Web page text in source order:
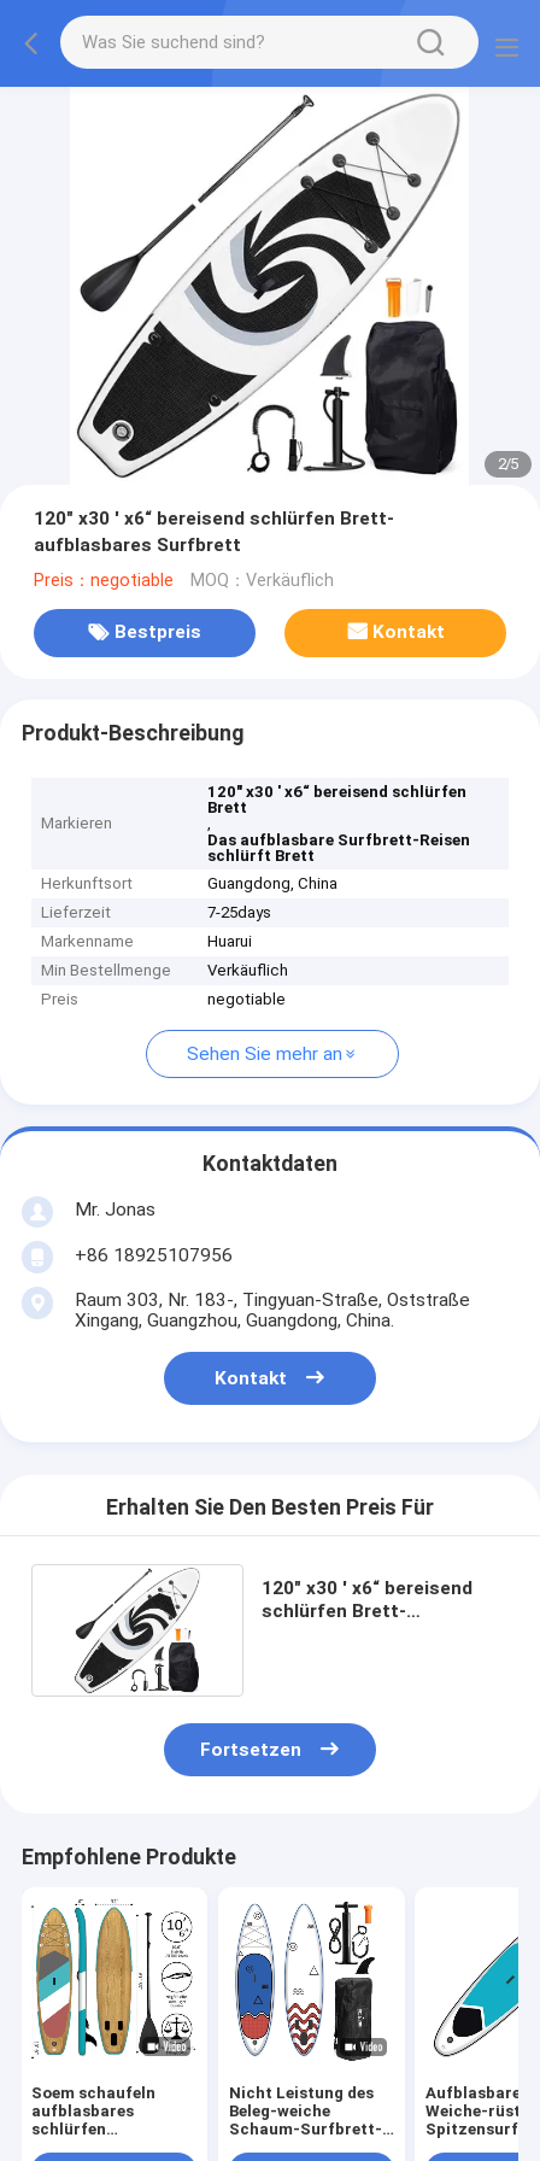
2/5
120" x30 ' x6“ bereisend schlürfen Brett-
aufblasbares Surfbrett
Preis：negotiable MOQ：Verkäuflich
Bestpreis Kontakt
Produkt-Beschreibung
Markieren
120" x30 ' x6“ bereisend schlürfen
Brett
,
Das aufblasbare Surfbrett-Reisen
schlürft Brett
Herkunftsort
Guangdong, China
Lieferzeit
7-25days
Markenname
Huarui
Min Bestellmenge
Verkäuflich
Preis
negotiable
Sehen Sie mehr an
Kontaktdaten
Mr. Jonas
+86 18925107956
Raum 303, Nr. 183-, Tingyuan-Straße, Oststraße
Xingang, Guangzhou, Guangdong, China.
Kontakt
Erhalten Sie Den Besten Preis Für
120" x30 ' x6“ bereisend
schlürfen Brett-
Fortsetzen
Empfohlene Produkte
Soem schaufeln
aufblasbares
schlürfen
Nicht Leistung des
Beleg-weiche
Schaum-Surfbrett-
Aufblasbares
Weiche-